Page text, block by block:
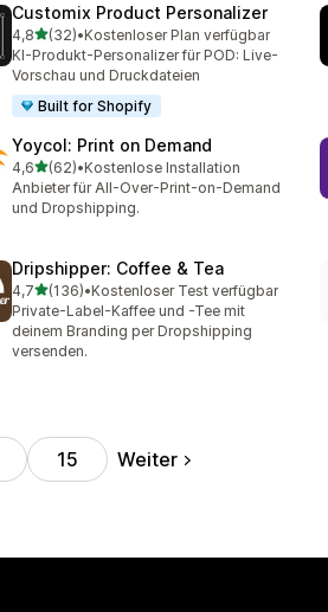
Customix Product Personalizer
4,8von 5 Sternen
(32)
32 Rezensionen insgesamt
•Kostenloser Plan verfügbar
KI-Produkt-Personalizer für POD: Live-
Vorschau und Druckdateien
Built for Shopify
Yoycol: Print on Demand
4,6von 5 Sternen
(62)
62 Rezensionen insgesamt
•Kostenlose Installation
Anbieter für All-Over-Print-on-Demand
und Dropshipping.
Dripshipper: Coffee & Tea
4,7von 5 Sternen
(136)
136 Rezensionen insgesamt
•Kostenloser Test verfügbar
Private-Label-Kaffee und -Tee mit
deinem Branding per Dropshipping
versenden.
15 Weiter